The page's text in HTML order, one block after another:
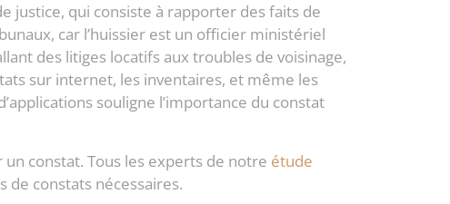
justice, qui consiste à rapporter des faits de
car l’huissier est un officier ministériel
des litiges locatifs aux troubles de voisinage,
sur internet, les inventaires, et même les
souligne l’importance du constat
un constat. Tous les experts de notre étude
constats nécessaires.